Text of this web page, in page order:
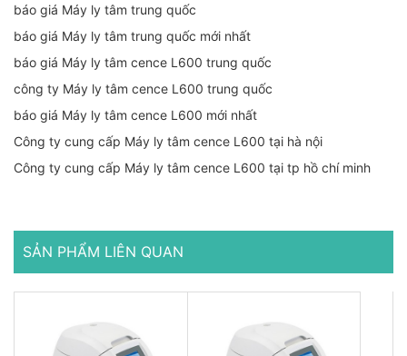
báo giá Máy ly tâm trung quốc
báo giá Máy ly tâm trung quốc mới nhất
báo giá Máy ly tâm cence L600 trung quốc
công ty Máy ly tâm cence L600 trung quốc
báo giá Máy ly tâm cence L600 mới nhất
Công ty cung cấp Máy ly tâm cence L600 tại hà nội
Công ty cung cấp Máy ly tâm cence L600 tại tp hồ chí minh
SẢN PHẨM LIÊN QUAN